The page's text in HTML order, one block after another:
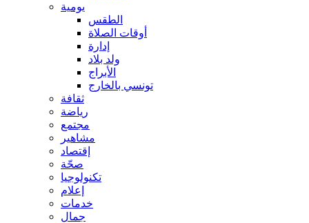
يومية
الطقس
أوقات الصلاة
إدارة
ولد بلاد
الأبراج
تونسي بالخارج
ثقافة
رياضة
مجتمع
مشاهير
إقتصاد
صحّة
تكنولوجيا
إعلام
خدمات
جمال